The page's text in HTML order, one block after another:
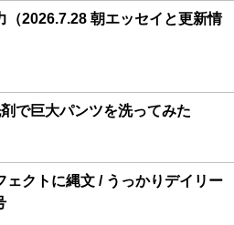
（2026.7.28 朝エッセイと更新情
で巨大パンツを洗ってみた
ェクトに縄文 / うっかりデイリー